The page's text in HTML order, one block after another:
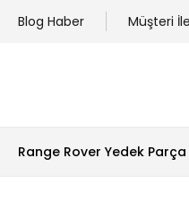
Blog Haber Müşteri
Range Rover Yedek Parça